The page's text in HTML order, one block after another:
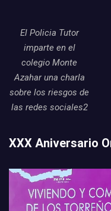
El Policia Tutor
imparte en el
colegio Monte
Azahar una charla
sobre los riesgos de
las redes sociales2
XXX Aniversario